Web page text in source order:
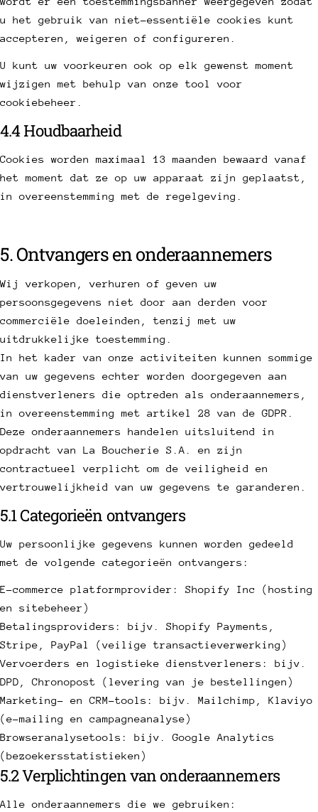
u het gebruik van niet-essentiële cookies kunt
accepteren, weigeren of configureren.
U kunt uw voorkeuren ook op elk gewenst moment
wijzigen met behulp van onze tool voor
cookiebeheer.
4.4 Houdbaarheid
Cookies worden maximaal 13 maanden bewaard vanaf
het moment dat ze op uw apparaat zijn geplaatst,
in overeenstemming met de regelgeving.
5. Ontvangers en onderaannemers
Wij verkopen, verhuren of geven uw
persoonsgegevens niet door aan derden voor
commerciële doeleinden, tenzij met uw
uitdrukkelijke toestemming.
In het kader van onze activiteiten kunnen sommige
van uw gegevens echter worden doorgegeven aan
dienstverleners die optreden als onderaannemers,
in overeenstemming met artikel 28 van de GDPR.
Deze onderaannemers handelen uitsluitend in
opdracht van La Boucherie S.A. en zijn
contractueel verplicht om de veiligheid en
vertrouwelijkheid van uw gegevens te garanderen.
5.1 Categorieën ontvangers
Uw persoonlijke gegevens kunnen worden gedeeld
met de volgende categorieën ontvangers:
E-commerce platformprovider: Shopify Inc (hosting
en sitebeheer)
Betalingsproviders: bijv. Shopify Payments,
Stripe, PayPal (veilige transactieverwerking)
Vervoerders en logistieke dienstverleners: bijv.
DPD, Chronopost (levering van je bestellingen)
Marketing- en CRM-tools: bijv. Mailchimp, Klaviyo
(e-mailing en campagneanalyse)
Browseranalysetools: bijv. Google Analytics
(bezoekersstatistieken)
5.2 Verplichtingen van onderaannemers
Alle onderaannemers die we gebruiken: